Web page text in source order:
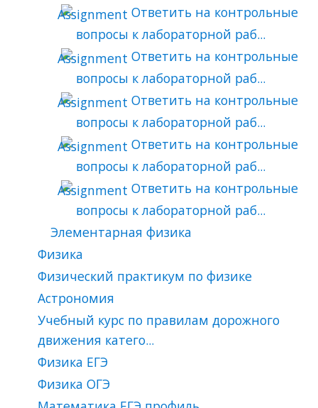
Ответить на контрольные
вопросы к лабораторной раб...
Ответить на контрольные
вопросы к лабораторной раб...
Ответить на контрольные
вопросы к лабораторной раб...
Ответить на контрольные
вопросы к лабораторной раб...
Ответить на контрольные
вопросы к лабораторной раб...
Элементарная физика
Физика
Физический практикум по физике
Астрономия
Учебный курс по правилам дорожного
движения катего...
Физика ЕГЭ
Физика ОГЭ